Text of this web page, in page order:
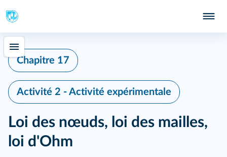
Chapitre 17
Activité 2 - Activité expérimentale
Loi des nœuds, loi des mailles,
loi d'Ohm